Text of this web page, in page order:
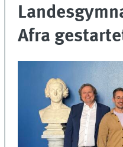
Afra